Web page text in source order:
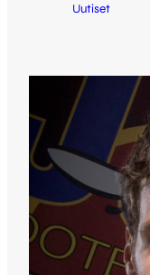
Uutiset